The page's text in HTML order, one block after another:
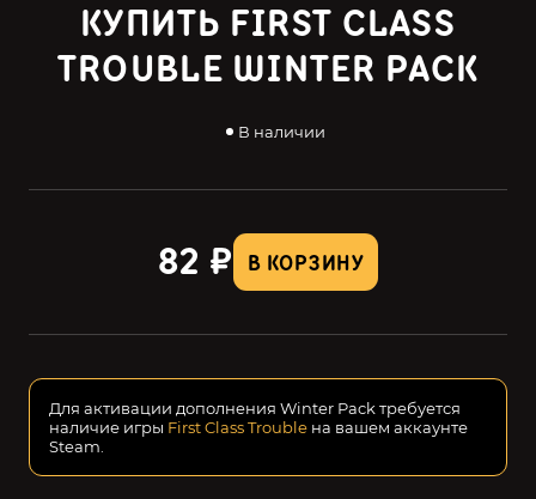
КУПИТЬ FIRST CLASS
TROUBLE WINTER PACK
В наличии
В КОРЗИНУ
82 ₽
Для активации дополнения Winter Pack требуется
наличие игры First Class Trouble на вашем аккаунте
Steam.